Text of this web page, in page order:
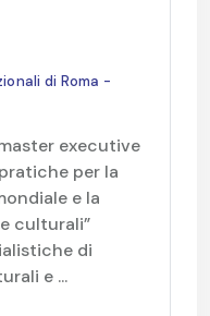
di Roma -
executive
per la
e la
culturali”
di
e ...